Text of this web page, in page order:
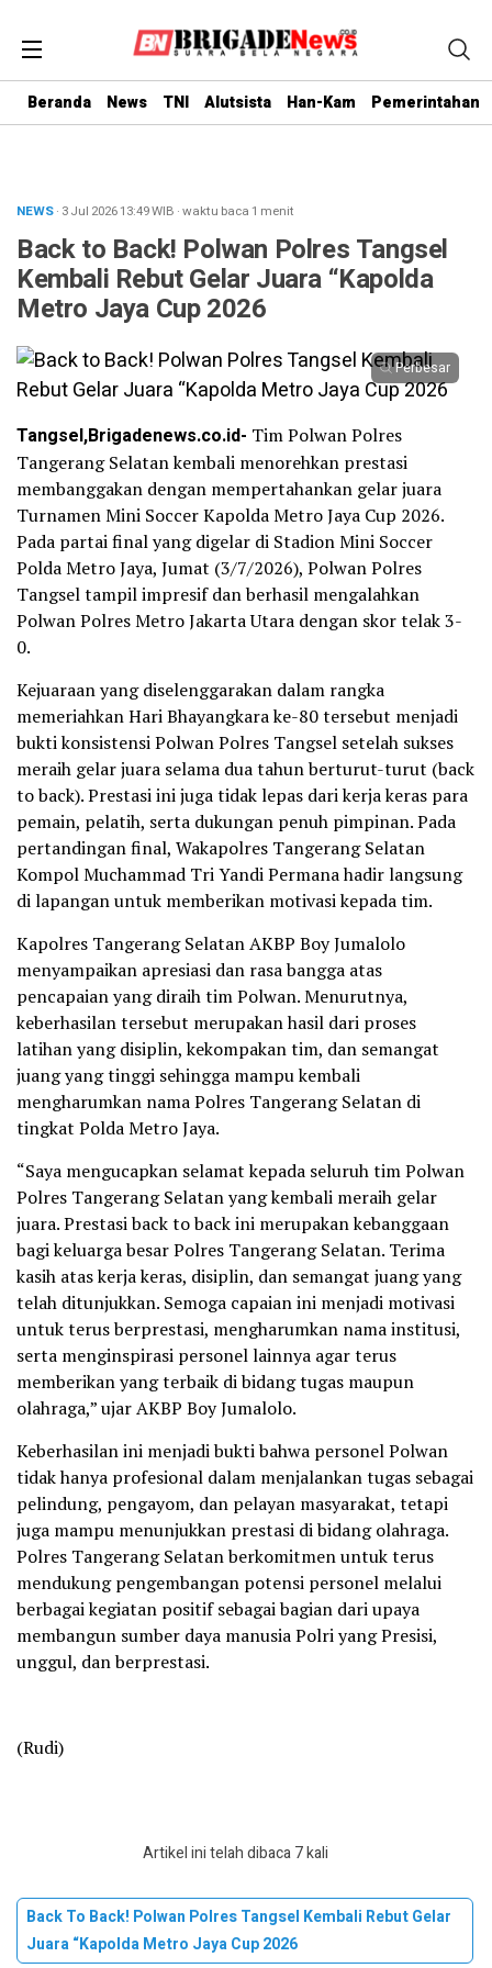
Beranda News TNI Alutsista Han-Kam Pemerintahan
NEWS· 3 Jul 202613:49WIB ·waktu baca 1 menit
Back to Back! Polwan Polres Tangsel
Kembali Rebut Gelar Juara “Kapolda
Metro Jaya Cup 2026
Perbesar
Tangsel,Brigadenews.co.id- Tim Polwan Polres
Tangerang Selatan kembali menorehkan prestasi
membanggakan dengan mempertahankan gelar juara
Turnamen Mini Soccer Kapolda Metro Jaya Cup 2026.
Pada partai final yang digelar di Stadion Mini Soccer
Polda Metro Jaya, Jumat (3/7/2026), Polwan Polres
Tangsel tampil impresif dan berhasil mengalahkan
Polwan Polres Metro Jakarta Utara dengan skor telak 3-
0.
Kejuaraan yang diselenggarakan dalam rangka
memeriahkan Hari Bhayangkara ke-80 tersebut menjadi
bukti konsistensi Polwan Polres Tangsel setelah sukses
meraih gelar juara selama dua tahun berturut-turut (back
to back). Prestasi ini juga tidak lepas dari kerja keras para
pemain, pelatih, serta dukungan penuh pimpinan. Pada
pertandingan final, Wakapolres Tangerang Selatan
Kompol Muchammad Tri Yandi Permana hadir langsung
di lapangan untuk memberikan motivasi kepada tim.
Kapolres Tangerang Selatan AKBP Boy Jumalolo
menyampaikan apresiasi dan rasa bangga atas
pencapaian yang diraih tim Polwan. Menurutnya,
keberhasilan tersebut merupakan hasil dari proses
latihan yang disiplin, kekompakan tim, dan semangat
juang yang tinggi sehingga mampu kembali
mengharumkan nama Polres Tangerang Selatan di
tingkat Polda Metro Jaya.
“Saya mengucapkan selamat kepada seluruh tim Polwan
Polres Tangerang Selatan yang kembali meraih gelar
juara. Prestasi back to back ini merupakan kebanggaan
bagi keluarga besar Polres Tangerang Selatan. Terima
kasih atas kerja keras, disiplin, dan semangat juang yang
telah ditunjukkan. Semoga capaian ini menjadi motivasi
untuk terus berprestasi, mengharumkan nama institusi,
serta menginspirasi personel lainnya agar terus
memberikan yang terbaik di bidang tugas maupun
olahraga,” ujar AKBP Boy Jumalolo.
Keberhasilan ini menjadi bukti bahwa personel Polwan
tidak hanya profesional dalam menjalankan tugas sebagai
pelindung, pengayom, dan pelayan masyarakat, tetapi
juga mampu menunjukkan prestasi di bidang olahraga.
Polres Tangerang Selatan berkomitmen untuk terus
mendukung pengembangan potensi personel melalui
berbagai kegiatan positif sebagai bagian dari upaya
membangun sumber daya manusia Polri yang Presisi,
unggul, dan berprestasi.
(Rudi)
Artikel ini telah dibaca 7 kali
Back To Back! Polwan Polres Tangsel Kembali Rebut Gelar
Juara “Kapolda Metro Jaya Cup 2026